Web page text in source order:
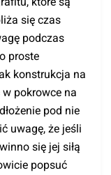
się czas
podczas
proste
konstrukcja na
pokrowce na
pod nie
uwagę, że jeśli
się jej siłą
popsuć